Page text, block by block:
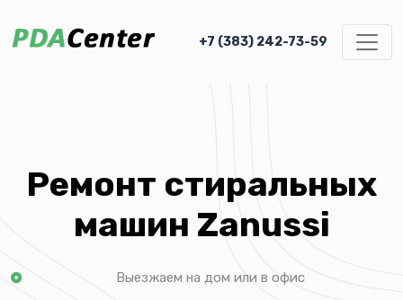
+7 (383) 242-73-59
Ремонт стиральных
машин Zanussi
Выезжаем на дом или в офис